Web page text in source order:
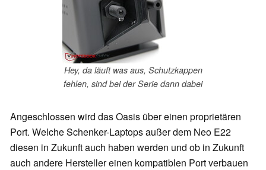
Hey, da läuft was aus, Schutzkappen
fehlen, sind bei der Serie dann dabei
Angeschlossen wird das Oasis über einen proprietären
Port. Welche Schenker-Laptops außer dem Neo E22
diesen in Zukunft auch haben werden und ob in Zukunft
auch andere Hersteller einen kompatiblen Port verbauen